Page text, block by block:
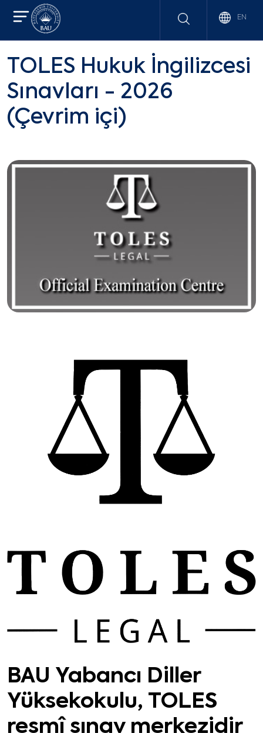
EN
TOLES Hukuk İngilizcesi
Sınavları - 2026
(Çevrim içi)
BAU Yabancı Diller
Yüksekokulu, TOLES
resmî sınav merkezidir